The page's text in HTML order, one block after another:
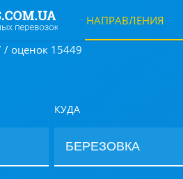
НАПРАВЛЕНИЯ
/ оценок 15449
КУДА